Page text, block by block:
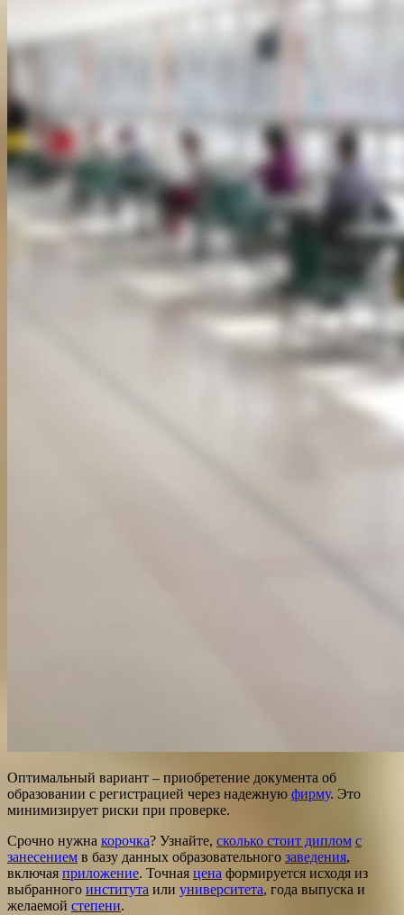
Оптимальный вариант – приобретение документа об
образовании с регистрацией через надежную фирму. Это
минимизирует риски при проверке.
Срочно нужна корочка? Узнайте, сколько стоит диплом с
занесением в базу данных образовательного заведения,
включая приложение. Точная цена формируется исходя из
выбранного института или университета, года выпуска и
желаемой степени.